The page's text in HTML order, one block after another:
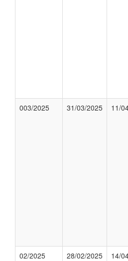
003/2025 31/03/2025 11/
02/2025 28/02/2025 14/